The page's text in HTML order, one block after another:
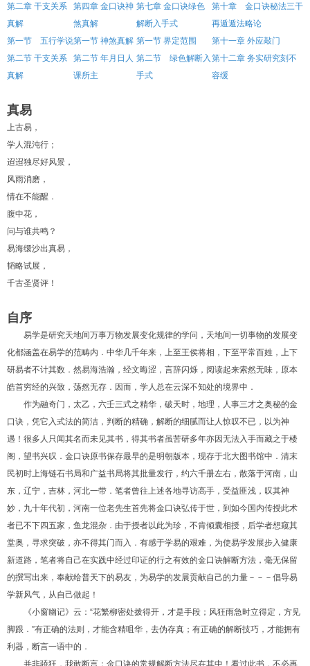
第二章 干支关系
真解
第四章 金口诀神
煞真解
第七章 金口诀绿色
解断入手式
第十章 金口诀秘法三干
再遁遁法略论
第一节 五行学说第一节 神煞真解 第一节 界定范围 第十一章 外应敲门
第二节 干支关系
真解
第二节 年月日人
课所主
第二节 绿色解断入
手式
第十二章 务实研究刻不
容缓
真易
上古易，
学人混沌行；
迢迢独尽好风景，
风雨消磨，
情在不能醒．
腹中花，
问与谁共鸣？
易海缳沙出真易，
韬略试展，
千古圣贤评！
自序
易学是研究天地间万事万物发展变化规律的学问，天地间一切事物的发展变
化都涵盖在易学的范畴内．中华几千年来，上至王侯将相，下至平常百姓，上下
研易者不计其数．然易海浩瀚，经文晦涩，言辞闪烁，阅读起来索然无味，原本
皓首穷经的兴致，荡然无存．因而，学人总在云深不知处的境界中．
作为融奇门，太乙，六壬三式之精华，破天时，地理，人事三才之奥秘的金
口诀，凭它入式法的简洁，判断的精确，解断的细腻而让人惊叹不已，以为神
遇！很多人只闻其名而未见其书，得其书者虽苦研多年亦因无法入手而藏之于楼
阁，望书兴叹．金口诀原书保存最早的是明朝版本，现存于北大图书馆中．清末
民初时上海链石书局和广益书局将其批量发行，约六千册左右，散落于河南，山
东，辽宁，吉林，河北一带．笔者曾往上述各地寻访高手，受益匪浅，叹其神
妙，九十年代初，河南一位老先生首先将金口诀弘传于世，到如今国内传授此术
者已不下四五家，鱼龙混杂．由于授者以此为珍，不肯倾囊相授，后学者想窥其
堂奥，寻求突破，亦不得其门而入．有感于学易的艰难，为使易学发展步入健康
新道路，笔者将自己在实践中经过印证的行之有效的金口诀解断方法，毫无保留
的撰写出来，奉献给普天下的易友，为易学的发展贡献自己的力量－－－倡导易
学新风气，从自己做起！
《小窗幽记》云：“花繁柳密处拨得开，才是手段；风狂雨急时立得定，方见
脚跟．”有正确的法则，才能含精咀华，去伪存真；有正确的解断技巧，才能拥有
利器，断言一语中的．
并非骄狂，我敢断言：金口诀的常规解断方法尽在其中！看过此书，不必再